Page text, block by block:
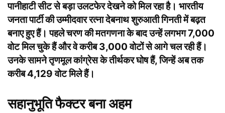
पानीहाटी सीट से बड़ा उलटफेर देखने को मिल रहा है। भारतीय
जनता पार्टी की उम्मीदवार रत्ना देबनाथ शुरुआती गिनती में बढ़त
बनाए हुए हैं। पहले चरण की मतगणना के बाद उन्हें लगभग 7,000
वोट मिल चुके हैं और वे करीब 3,000 वोटों से आगे चल रही हैं।
उनके सामने तृणमूल कांग्रेस के तीर्थकर घोष हैं, जिन्हें अब तक
करीब 4,129 वोट मिले हैं।
सहानुभूति फैक्टर बना अहम